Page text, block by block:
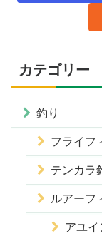
カテゴリー
釣り
フライフ
テンカラ
ルアーフ
アユイ